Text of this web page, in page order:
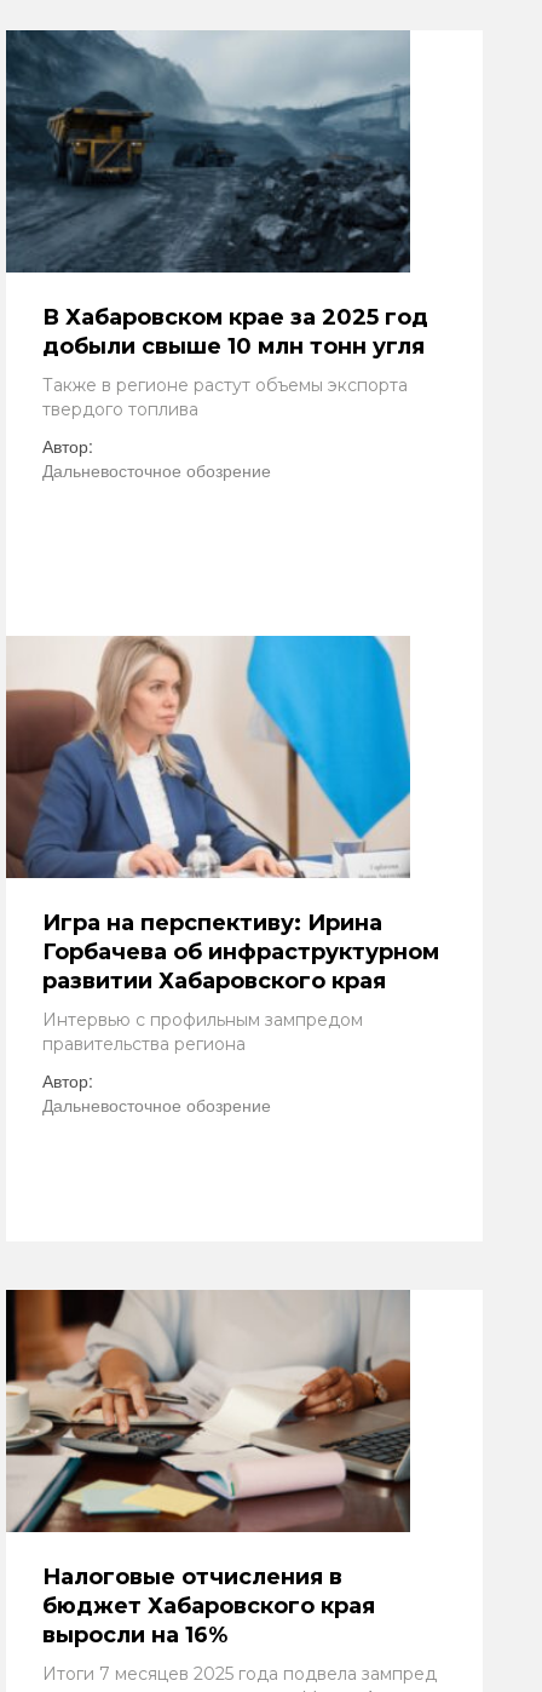
В Хабаровском крае за 2025 год
добыли свыше 10 млн тонн угля
Также в регионе растут объемы экспорта
твердого топлива
Автор:
Дальневосточное обозрение
Игра на перспективу: Ирина
Горбачева об инфраструктурном
развитии Хабаровского края
Интервью с профильным зампредом
правительства региона
Автор:
Дальневосточное обозрение
Налоговые отчисления в
бюджет Хабаровского края
выросли на 16%
Итоги 7 месяцев 2025 года подвела зампред